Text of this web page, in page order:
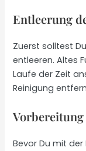
Entleerung
Zuerst solltest
entleeren. Altes
Laufe der Zeit
Reinigung
Bevor Du mit